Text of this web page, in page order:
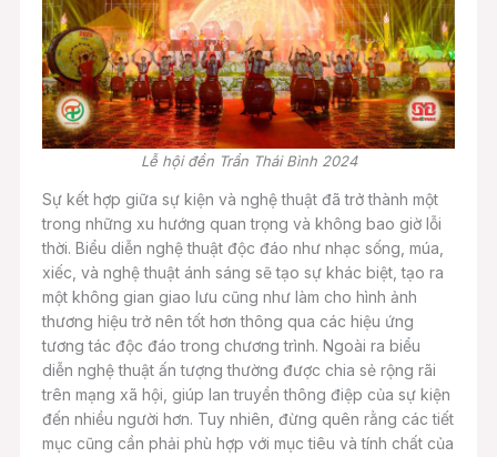
Lễ hội đền Trần Thái Bình 2024
Sự kết hợp giữa sự kiện và nghệ thuật đã trở thành một
trong những xu hướng quan trọng và không bao giờ lỗi
thời. Biểu diễn nghệ thuật độc đáo như nhạc sống, múa,
xiếc, và nghệ thuật ánh sáng sẽ tạo sự khác biệt, tạo ra
một không gian giao lưu cũng như làm cho hình ảnh
thương hiệu trở nên tốt hơn thông qua các hiệu ứng
tương tác độc đáo trong chương trình. Ngoài ra biểu
diễn nghệ thuật ấn tượng thường được chia sẻ rộng rãi
trên mạng xã hội, giúp lan truyền thông điệp của sự kiện
đến nhiều người hơn. Tuy nhiên, đừng quên rằng các tiết
mục cũng cần phải phù hợp với mục tiêu và tính chất của